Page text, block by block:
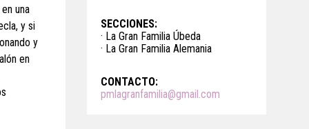
una
y si
y
en
SECCIONES:
· La Gran Familia Úbeda
· La Gran Familia Alemania
CONTACTO:
pmlagranfamilia@gmail.com